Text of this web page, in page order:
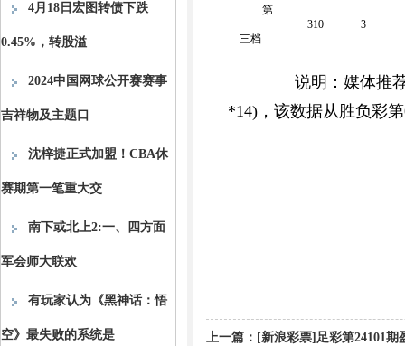
4月18日宏图转债下跌
0.45%，转股溢
2024中国网球公开赛赛事
吉祥物及主题口
沈梓捷正式加盟！CBA休
赛期第一笔重大交
南下或北上2:一、四方面
军会师大联欢
有玩家认为《黑神话：悟
空》最失败的系统是
第
三档
310 3
说明：媒体推荐
*14)，该数据从胜负彩
上一篇： [新浪彩票]足彩第24101